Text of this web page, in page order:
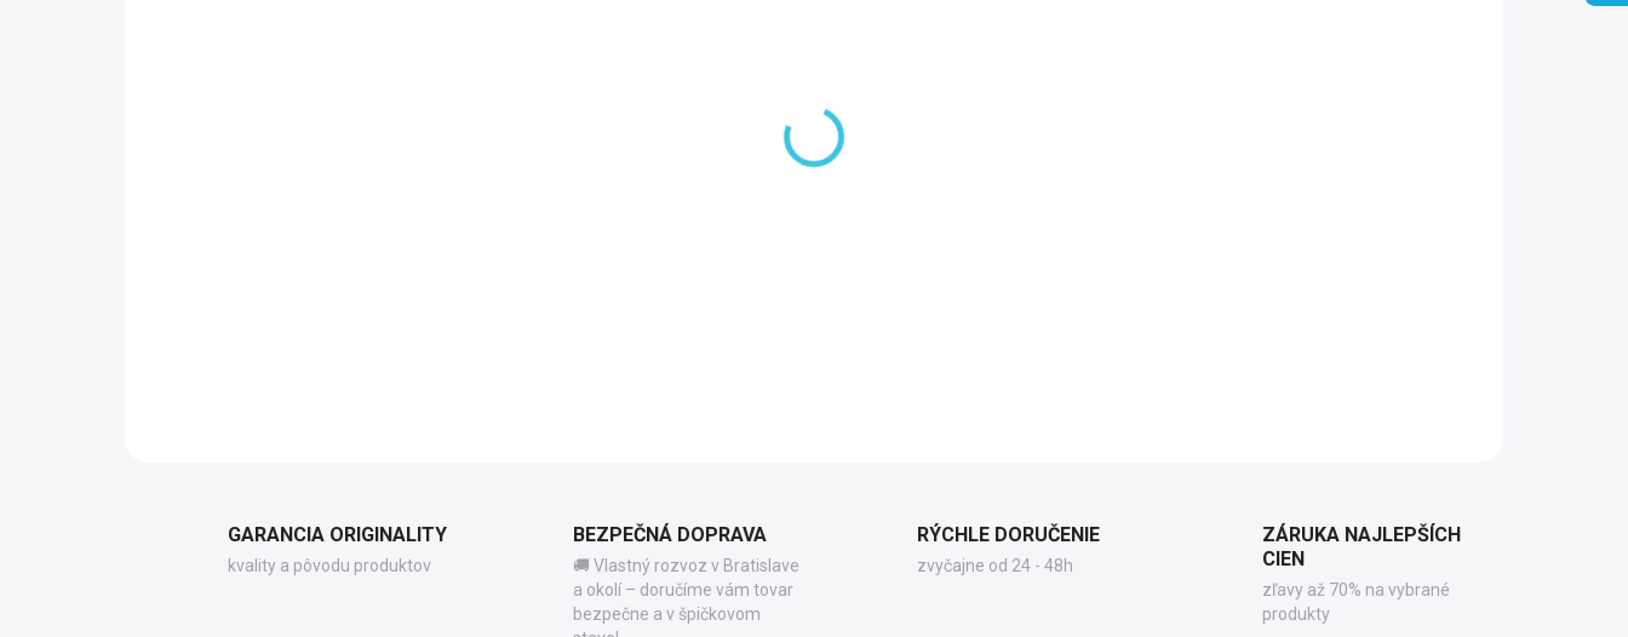
DETAILNÉ INFORMÁCIE
GARANCIA ORIGINALITY
kvality a pôvodu produktov
BEZPEČNÁ DOPRAVA
🚚 Vlastný rozvoz v Bratislave
a okolí – doručíme vám tovar
bezpečne a v špičkovom
RÝCHLE DORUČENIE
zvyčajne od 24 - 48h
ZÁRUKA NAJLEPŠÍCH
CIEN
zľavy až 70% na vybrané
produkty